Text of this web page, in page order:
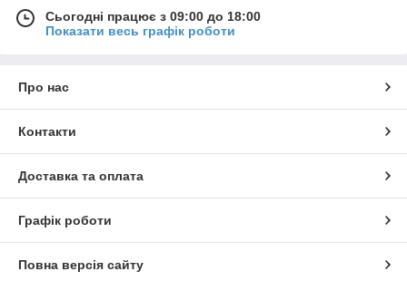
Сьогодні працює з 09:00 до 18:00
Показати весь графік роботи
Про нас
Контакти
Доставка та оплата
Графік роботи
Повна версія сайту